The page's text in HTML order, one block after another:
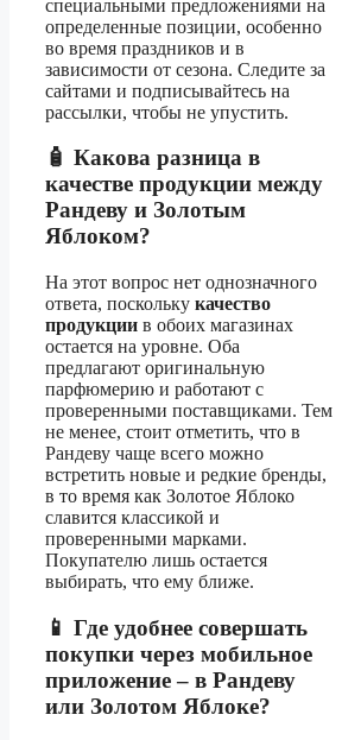
специальными предложениями на
определенные позиции, особенно
во время праздников и в
зависимости от сезона. Следите за
сайтами и подписывайтесь на
рассылки, чтобы не упустить.
🧴 Какова разница в
качестве продукции между
Рандеву и Золотым
Яблоком?
На этот вопрос нет однозначного
ответа, поскольку качество
продукции в обоих магазинах
остается на уровне. Оба
предлагают оригинальную
парфюмерию и работают с
проверенными поставщиками. Тем
не менее, стоит отметить, что в
Рандеву чаще всего можно
встретить новые и редкие бренды,
в то время как Золотое Яблоко
славится классикой и
проверенными марками.
Покупателю лишь остается
выбирать, что ему ближе.
📱 Где удобнее совершать
покупки через мобильное
приложение – в Рандеву
или Золотом Яблоке?